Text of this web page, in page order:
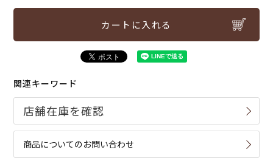
カートに入れる
関連キーワード
商品についてのお問い合わせ